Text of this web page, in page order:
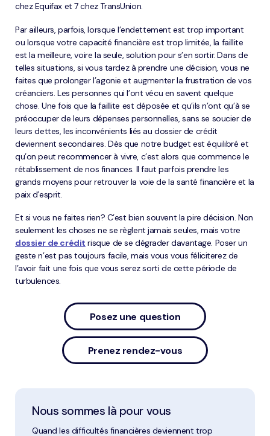
chez Equifax et 7 chez TransUnion.
Par ailleurs, parfois, lorsque l’endettement est trop important
ou lorsque votre capacité financière est trop limitée, la faillite
est la meilleure, voire la seule, solution pour s’en sortir. Dans de
telles situations, si vous tardez à prendre une décision, vous ne
faites que prolonger l’agonie et augmenter la frustration de vos
créanciers. Les personnes qui l’ont vécu en savent quelque
chose. Une fois que la faillite est déposée et qu’ils n’ont qu’à se
préoccuper de leurs dépenses personnelles, sans se soucier de
leurs dettes, les inconvénients liés au dossier de crédit
deviennent secondaires. Dès que notre budget est équilibré et
qu’on peut recommencer à vivre, c’est alors que commence le
rétablissement de nos finances. Il faut parfois prendre les
grands moyens pour retrouver la voie de la santé financière et la
paix d’esprit.
Et si vous ne faites rien? C’est bien souvent la pire décision. Non
seulement les choses ne se règlent jamais seules, mais votre
dossier de crédit risque de se dégrader davantage. Poser un
geste n’est pas toujours facile, mais vous vous féliciterez de
l’avoir fait une fois que vous serez sorti de cette période de
turbulences.
Posez une question
Prenez rendez-vous
Nous sommes là pour vous
Quand les difficultés financières deviennent trop